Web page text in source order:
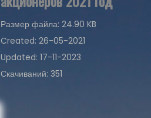
Размер файла: 24.90 KB
Created: 26-05-2021
Updated: 17-11-2023
Скачиваний: 351